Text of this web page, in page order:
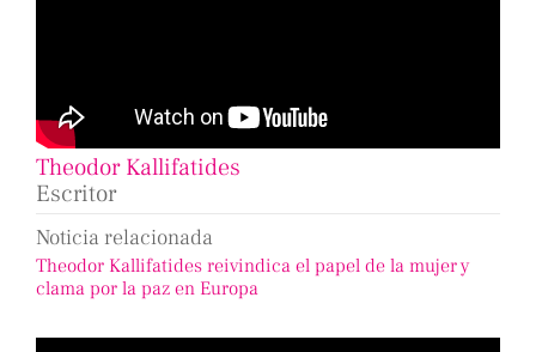
Theodor Kallifatides
Escritor
Noticia relacionada
Theodor Kallifatides reivindica el papel de la mujer y
clama por la paz en Europa